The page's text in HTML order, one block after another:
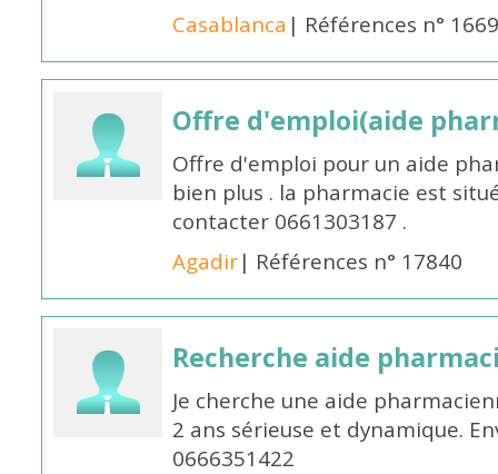
Casablanca | Références n°
Offre d'emploi(aide
Offre d'emploi pour un aide
bien plus . la pharmacie est
contacter 0661303187 .
Agadir| Références n° 17840
Recherche aide
Je cherche une aide
2 ans sérieuse et dynamique.
0666351422